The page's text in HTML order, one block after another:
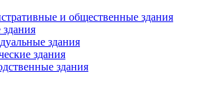
и общественные здания
здания
здания
здания